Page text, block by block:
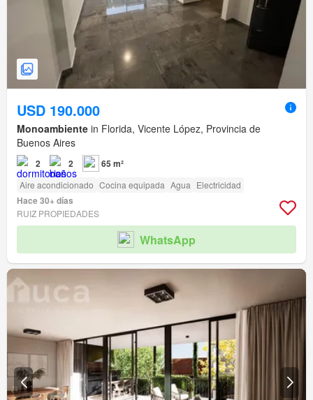
USD 190.000
Monoambiente in Florida, Vicente López, Provincia de
Buenos Aires
2 2 65 m²
Aire acondicionado Cocina equipada Agua Electricidad
Hace 30+ días
RUIZ PROPIEDADES
WhatsApp